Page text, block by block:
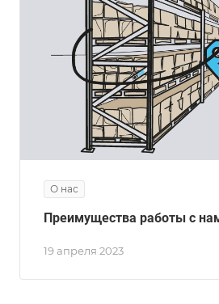
О нас
19 апреля 2023
Преимущества работы с